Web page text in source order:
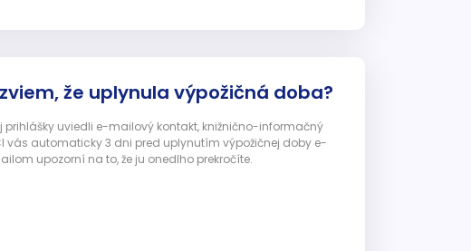
že uplynula výpožičná doba?
prihlášky uviedli e-mailový kontakt, knižnično-informačný
vás automaticky 3 dni pred uplynutím výpožičnej doby e-
upozorní na to, že ju onedlho prekročíte.